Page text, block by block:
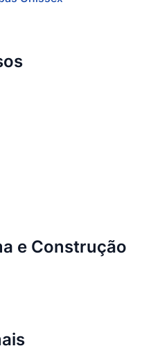
e Construção